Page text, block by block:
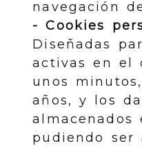
navegación
- Cookies
Diseñadas
activas en el
unos
años, y los
almacenados
pudiendo ser